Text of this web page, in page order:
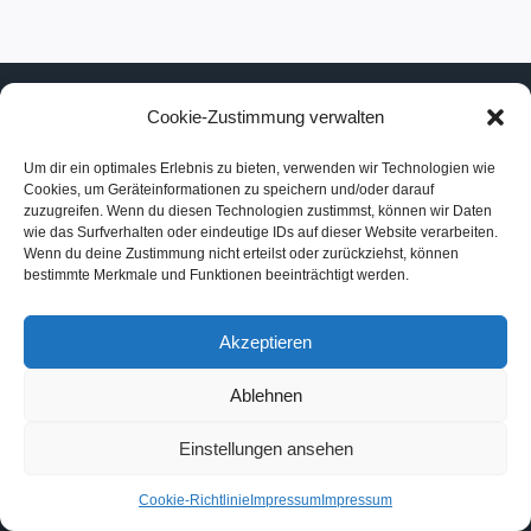
Cookie-Zustimmung verwalten
Um dir ein optimales Erlebnis zu bieten, verwenden wir Technologien wie
Cookies, um Geräteinformationen zu speichern und/oder darauf
zuzugreifen. Wenn du diesen Technologien zustimmst, können wir Daten
wie das Surfverhalten oder eindeutige IDs auf dieser Website verarbeiten.
Wenn du deine Zustimmung nicht erteilst oder zurückziehst, können
bestimmte Merkmale und Funktionen beeinträchtigt werden.
Akzeptieren
Ablehnen
Einstellungen ansehen
Cookie-Richtlinie Impressum Impressum
Impressum und Datenschutz
Cookie-Richtlinie (EU)